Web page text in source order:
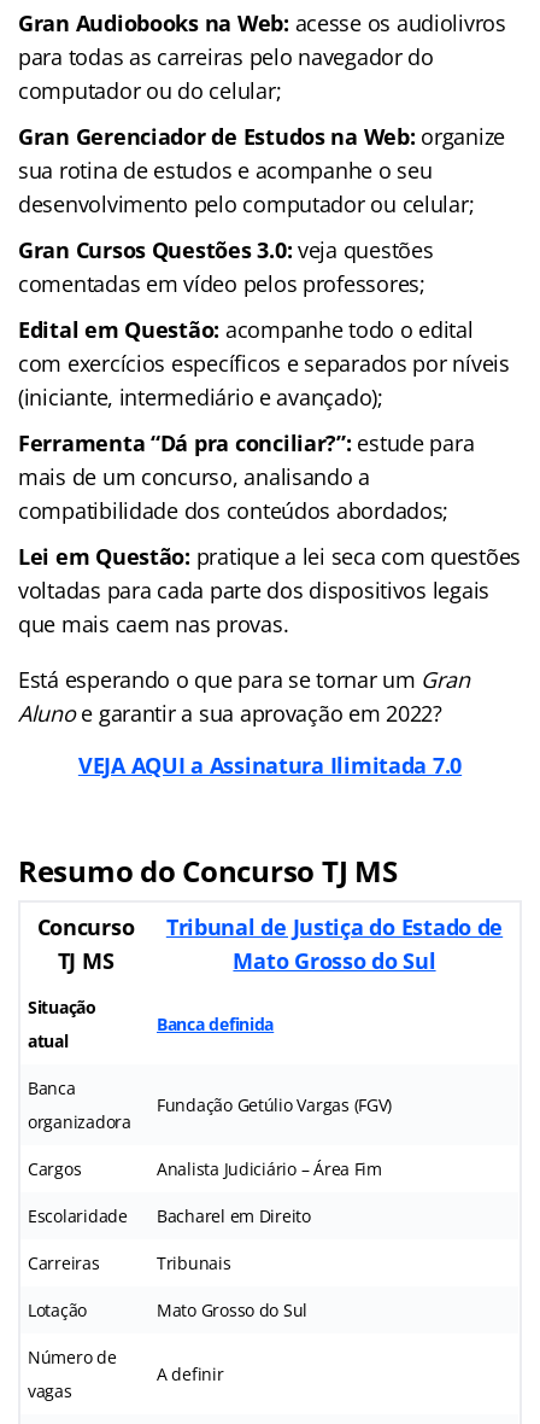
Gran Audiobooks na Web: acesse os audiolivros
para todas as carreiras pelo navegador do
computador ou do celular;
Gran Gerenciador de Estudos na Web: organize
sua rotina de estudos e acompanhe o seu
desenvolvimento pelo computador ou celular;
Gran Cursos Questões 3.0: veja questões
comentadas em vídeo pelos professores;
Edital em Questão: acompanhe todo o edital
com exercícios específicos e separados por níveis
(iniciante, intermediário e avançado);
Ferramenta “Dá pra conciliar?”: estude para
mais de um concurso, analisando a
compatibilidade dos conteúdos abordados;
Lei em Questão: pratique a lei seca com questões
voltadas para cada parte dos dispositivos legais
que mais caem nas provas.
Está esperando o que para se tornar um Gran
Alunoe garantir a sua aprovação em 2022?
VEJA AQUI a Assinatura Ilimitada 7.0
Resumo do Concurso TJ MS
Concurso
TJ MS
Tribunal de Justiça do Estado de
Mato Grosso do Sul
Situação
atual
Banca definida
Banca
organizadora
Fundação Getúlio Vargas (FGV)
Cargos Analista Judiciário – Área Fim
Escolaridade Bacharel em Direito
Carreiras Tribunais
Lotação Mato Grosso do Sul
Número de
vagas
A definir